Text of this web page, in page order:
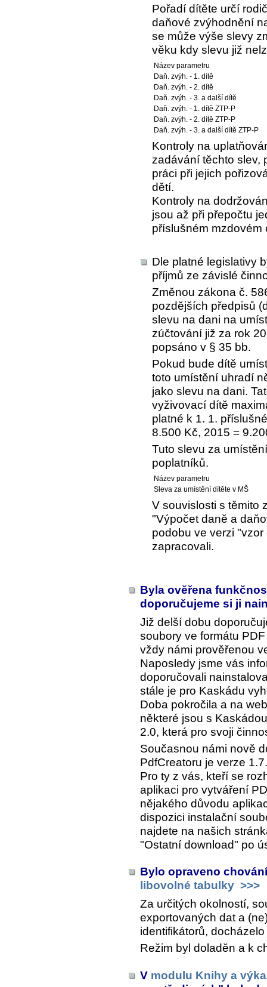
Pořadí dítěte určí
daňové zvýhodnění
se může výše slevy
věku kdy slevu již
Název parametru
Daň. zvýh. - 1. dítě
Daň. zvýh. - 2. dítě
Daň. zvýh. - 3. a další dítě
Daň. zvýh. - 1. dítě ZTP-P
Daň. zvýh. - 2. dítě ZTP-P
Daň. zvýh. - 3. a další dítě ZTP-P
Kontroly na
zadávání těchto slev,
práci při jejich
dětí.
Kontroly na
jsou až při přepočtu
příslušném mzdovém
Dle platné legislativy
příjmů ze závislé
Změnou zákona č.
pozdějších předpisů
slevu na dani na
zúčtování již za rok
popsáno v § 35 bb.
Pokud bude dítě
toto umístění uhradí
jako slevu na dani.
vyživovací dítě
platné k 1. 1.
8.500 Kč, 2015 =
Tuto slevu za
poplatníků.
Název parametru
Sleva za umístění dítěte v MŠ
V souvislosti s těmito
"Výpočet daně a
podobu ve verzi
zapracovali.
Byla ověřena
doporučujeme si ji
Již delší dobu
soubory ve formátu
vždy námi prověřenou
Naposledy jsme vás
doporučovali
stále je pro Kaskádu
Doba pokročila a na
některé jsou s
2.0, která pro svoji
Současnou námi nově
PdfCreatoru je verze
Pro ty z vás, kteří se
aplikaci pro vytváření
nějakého důvodu
dispozici instalační
najdete na našich
"Ostatní download" po
Bylo opraveno
libovolné tabulky >>>
Za určitých okolností,
exportovaných dat a
identifikátorů,
Režim byl doladěn a k
V modulu Knihy a